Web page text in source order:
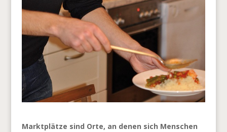
Marktplätze sind Orte, an denen sich Menschen